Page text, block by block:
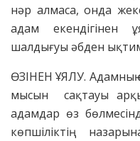
нәр алмаса, онда
адам екендігінен
шалдығуы әбден
ӨЗІНЕН ҰЯЛУ. Адамның
мысын сақтауы
адамдар өз
көпшіліктің